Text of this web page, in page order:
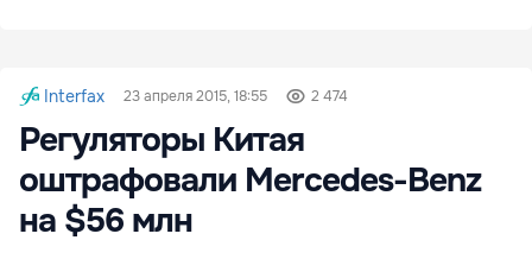
Interfax 23 апреля 2015, 18:55 2 474
Регуляторы Китая
оштрафовали Mercedes-Benz
на $56 млн